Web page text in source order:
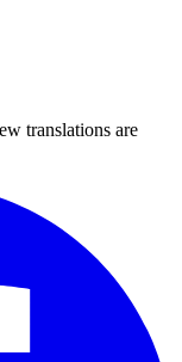
translations are